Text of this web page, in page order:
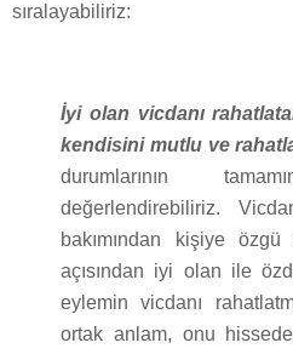
sıralayabiliriz:
İyi olan vicdanı
kendisini mutlu ve
durumlarının
değerlendirebiliriz.
bakımından kişiye özgü
açısından iyi olan ile
eylemin vicdanı
ortak anlam, onu